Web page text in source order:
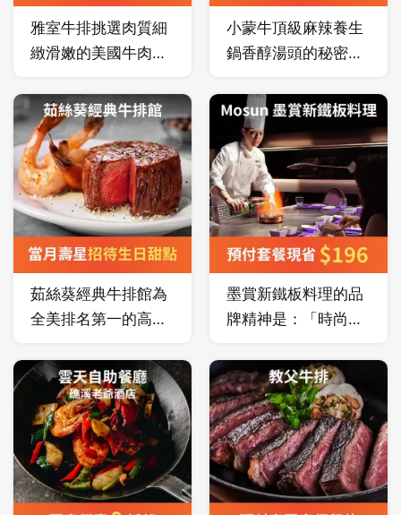
雅室牛排挑選肉質細
緻滑嫩的美國牛肉，
肉呈現出風味獨特且
肉質細緻的特性，具
有嫩度
(Tenderness)、多汁
度(Juiciness)及風味
(Flavor)於一身的頂
級牛排。
小蒙牛頂級麻辣養生
鍋香醇湯頭的秘密乃
入紅棗、枸杞、桂
圓...等天然草本植物
熬煮而成，白湯香醇
濃郁，紅湯麻辣卻不
刺激脾胃，不沾醬吃
法，可吃到食材的新
鮮原味！
茹絲葵經典牛排館為
全美排名第一的高級
生必吃一次的茹絲
葵、牛排界 LV ！
墨賞新鐵板料理的品
牌精神是：「時尚、
舒適」，持續以更好
的創新、更好的服
務、更好的品質，為
熱愛美食的人，帶來
幸福而滿足的飲食體
驗。